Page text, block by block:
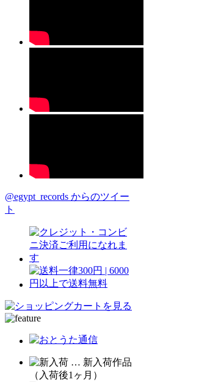
@egypt_records からのツイー
ト
… 新入荷作品
（入荷後1ヶ月）